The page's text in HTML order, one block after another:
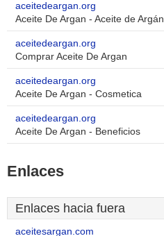
aceitedeargan.org
Aceite De Argan - Aceite de Argán
aceitedeargan.org
Comprar Aceite De Argan
aceitedeargan.org
Aceite De Argan - Cosmetica
aceitedeargan.org
Aceite De Argan - Beneficios
Enlaces
Enlaces hacia fuera
aceitesargan.com